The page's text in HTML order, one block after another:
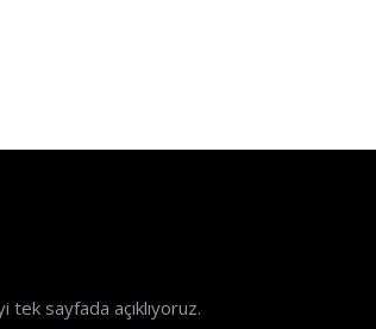
tek sayfada açıklıyoruz.